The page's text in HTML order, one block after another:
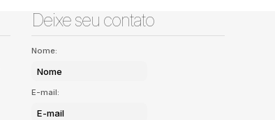
Deixe seu contato
Nome:
E-mail: